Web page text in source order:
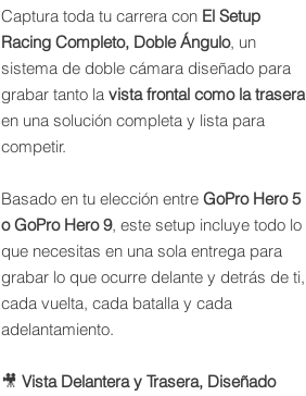
Captura toda tu carrera con El Setup
Racing Completo, Doble Ángulo, un
sistema de doble cámara diseñado para
grabar tanto la vista frontal como la trasera
en una solución completa y lista para
competir.
Basado en tu elección entre GoPro Hero 5
o GoPro Hero 9, este setup incluye todo lo
que necesitas en una sola entrega para
grabar lo que ocurre delante y detrás de ti,
cada vuelta, cada batalla y cada
adelantamiento.
🎥 Vista Delantera y Trasera, Diseñado